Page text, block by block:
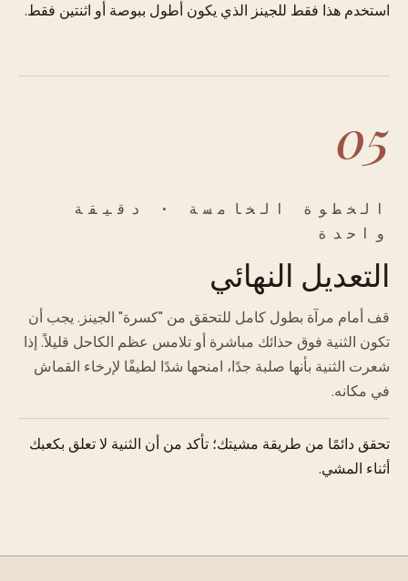
استخدم هذا فقط للجينز الذي يكون أطول ببوصة أو اثنتين فقط.
05
الخطوة الخامسة · دقيقة
واحدة
التعديل النهائي
قف أمام مرآة بطول كامل للتحقق من "كسرة" الجينز. يجب أن
تكون الثنية فوق حذائك مباشرة أو تلامس عظم الكاحل قليلاً. إذا
شعرت الثنية بأنها صلبة جدًا، امنحها شدًا لطيفًا لإرخاء القماش
في مكانه.
تحقق دائمًا من طريقة مشيتك؛ تأكد من أن الثنية لا تعلق بكعبك
أثناء المشي.